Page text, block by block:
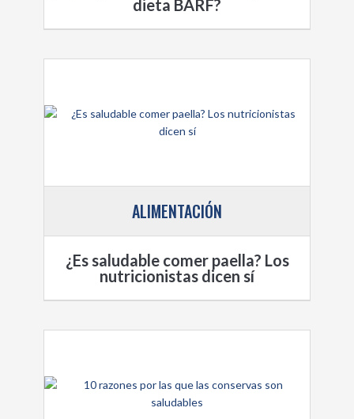
dieta BARF?
ALIMENTACIÓN
¿Es saludable comer paella? Los
nutricionistas dicen sí